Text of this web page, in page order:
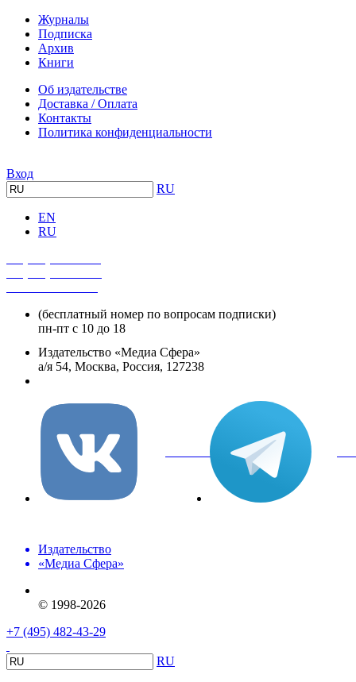
Журналы
Подписка
Архив
Книги
Об издательстве
Доставка / Оплата
Контакты
Политика конфиденциальности
Вход
RU
EN
RU
(бесплатный номер по вопросам подписки)
пн-пт с 10 до 18
Издательство «Медиа Сфера»
а/я 54, Москва, Россия, 127238
вКонтакте
Издательство
«Медиа Сфера»
© 1998-2026
+7 (495) 482-43-29
RU